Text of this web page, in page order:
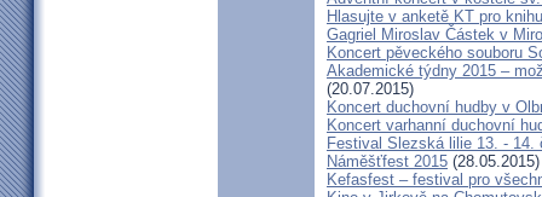
Hlasujte v anketě KT pro
Gagriel Miroslav Částek v
Koncert pěveckého souboru
Akademické týdny 2015 –
(20.07.2015)
Koncert duchovní hudby v
Koncert varhanní duchovní
Festival Slezská lilie 13. - 14.
Náměšťfest 2015 (28.05.2015)
Kefasfest – festival pro